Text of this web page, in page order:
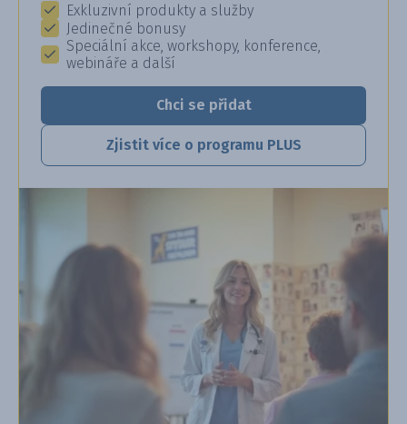
Exkluzivní produkty a služby
Jedinečné bonusy
Speciální akce, workshopy, konference,
webináře a další
Chci se přidat
Zjistit více o programu PLUS